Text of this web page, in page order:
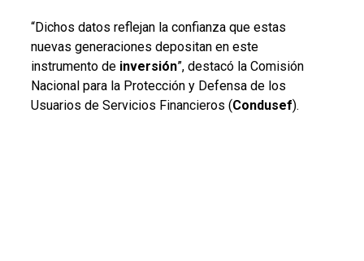
“Dichos datos reflejan la confianza que estas
nuevas generaciones depositan en este
instrumento de inversión”, destacó la Comisión
Nacional para la Protección y Defensa de los
Usuarios de Servicios Financieros (Condusef).